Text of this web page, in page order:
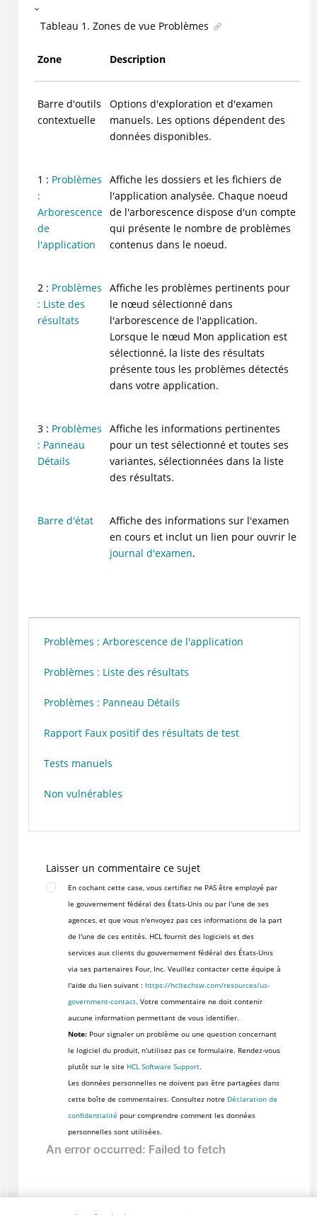
Tableau 1 .Zones de vue Problèmes
Zone Description
Barre d'outils
contextuelle
Options d'exploration et d'examen
manuels. Les options dépendent des
données disponibles.
1 : Problèmes
:
Arborescence
de
l'application
Affiche les dossiers et les fichiers de
l'application analysée. Chaque noeud
de l'arborescence dispose d'un compte
qui présente le nombre de problèmes
contenus dans le noeud.
2 : Problèmes
: Liste des
résultats
Affiche les problèmes pertinents pour
le nœud sélectionné dans
l'arborescence de l'application.
Lorsque le nœud Mon application est
sélectionné, la liste des résultats
présente tous les problèmes détectés
dans votre application.
3 : Problèmes
: Panneau
Détails
Affiche les informations pertinentes
pour un test sélectionné et toutes ses
variantes, sélectionnées dans la liste
des résultats.
Barre d'état
Affiche des informations sur l'examen
en cours et inclut un lien pour ouvrir le
journal d'examen.
Problèmes : Arborescence de l'application
Problèmes : Liste des résultats
Problèmes : Panneau Détails
Rapport Faux positif des résultats de test
Tests manuels
Non vulnérables
Laisser un commentaire ce sujet
En cochant cette case, vous certifiez ne PAS être employé par
le gouvernement fédéral des États-Unis ou par l'une de ses
agences, et que vous n'envoyez pas ces informations de la part
de l'une de ces entités. HCL fournit des logiciels et des
services aux clients du gouvernement fédéral des États-Unis
via ses partenaires Four, Inc. Veuillez contacter cette équipe à
l'aide du lien suivant : https://hcltechsw.com/resources/us-
government-contact. Votre commentaire ne doit contenir
aucune information permettant de vous identifier.
Note:Pour signaler un problème ou une question concernant
le logiciel du produit, n'utilisez pas ce formulaire. Rendez-vous
plutôt sur le site HCL Software Support.
Les données personnelles ne doivent pas être partagées dans
cette boîte de commentaires. Consultez notre Déclaration de
confidentialité pour comprendre comment les données
personnelles sont utilisées.